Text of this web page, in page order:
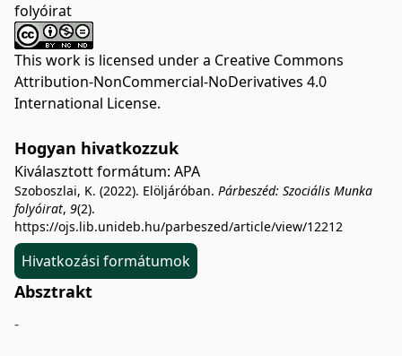
folyóirat
This work is licensed under a Creative Commons
Attribution-NonCommercial-NoDerivatives 4.0
International License.
Hogyan hivatkozzuk
Kiválasztott formátum: APA
Szoboszlai, K. (2022). Elöljáróban. Párbeszéd: Szociális Munka
folyóirat, 9(2).
https://ojs.lib.unideb.hu/parbeszed/article/view/12212
Hivatkozási formátumok
Absztrakt
-